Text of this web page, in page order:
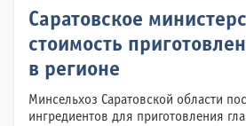
Саратовское
стоимость
в регионе
Минсельхоз Саратовской области
ингредиентов для приготовления